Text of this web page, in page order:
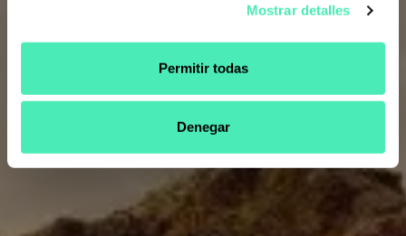
Mostrar detalles
Permitir todas
Denegar